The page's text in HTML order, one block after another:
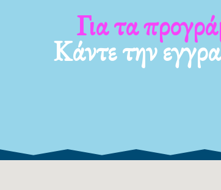
Για τα νέα μας
Κάντε την